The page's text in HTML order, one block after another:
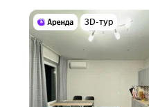
3D-тур